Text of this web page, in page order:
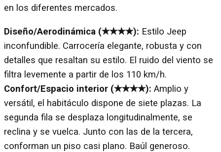
en los diferentes mercados.
Diseño/Aerodinámica (✭✭✭✭): Estilo Jeep
inconfundible. Carrocería elegante, robusta y con
detalles que resaltan su estilo. El ruido del viento se
filtra levemente a partir de los 110 km/h.
Confort/Espacio interior (✭✭✭✭): Amplio y
versátil, el habitáculo dispone de siete plazas. La
segunda fila se desplaza longitudinalmente, se
reclina y se vuelca. Junto con las de la tercera,
conforman un piso casi plano. Baúl generoso.